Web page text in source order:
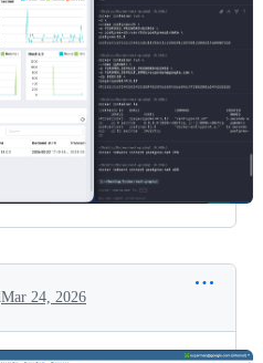
Mar 24, 2026